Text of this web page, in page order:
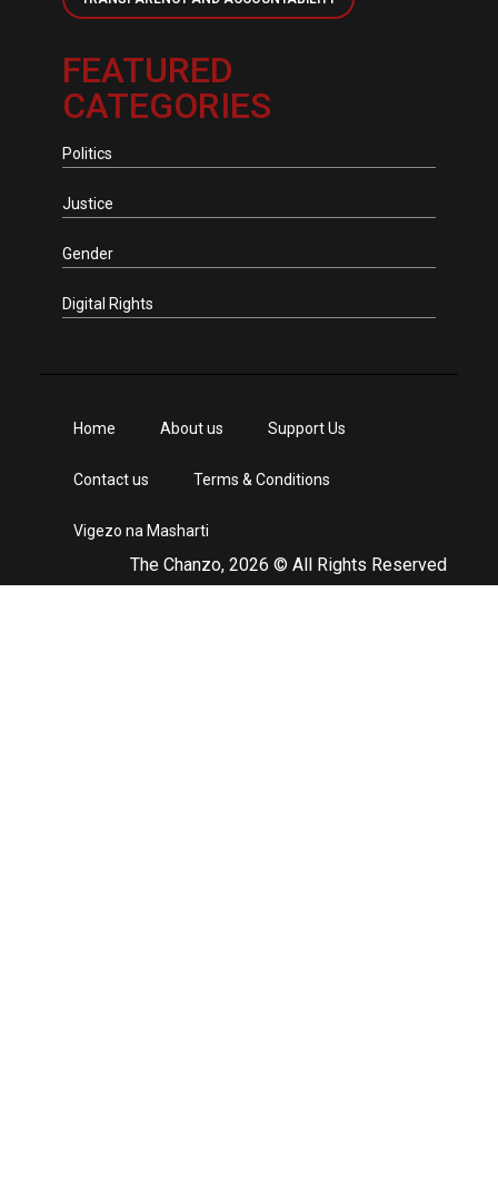
FEATURED
CATEGORIES
Politics
Justice
Gender
Digital Rights
The Chanzo, 2026 © All Rights Reserved
Home About us Support Us
Contact us Terms & Conditions
Vigezo na Masharti